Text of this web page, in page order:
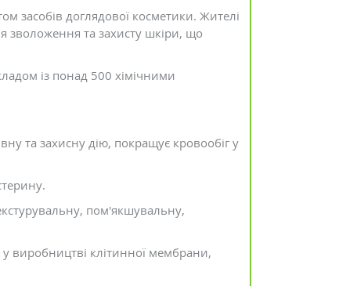
засобів доглядової косметики. Жителі
зволоження та захисту шкіри, що
із понад 500 хімічними
та захисну дію, покращує кровообіг у
пом'якшувальну,
виробництві клітинної мембрани,